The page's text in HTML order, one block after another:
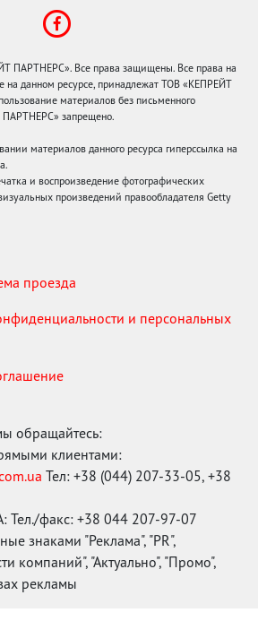
ПАРТНЕРС». Все права защищены. Все права на
на данном ресурсе, принадлежат ТОВ «КЕПРЕЙТ
материалов без письменного
запрещено.
материалов данного ресурса гиперссылка на
и воспроизведение фотографических
произведений правообладателя Getty
проезда
и персональных
обращайтесь:
клиентами:
Тел: +38 (044) 207-33-05, +38
Тел./факс: +38 044 207-97-07
знаками "Реклама", "PR",
компаний", "Актуально", "Промо",
рекламы